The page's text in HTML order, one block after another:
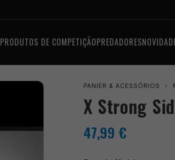
PRODUTOS DE COMPETIÇÃOPREDADORES
PANIER & ACESSÓRIOS ›
X Strong
47,99 €